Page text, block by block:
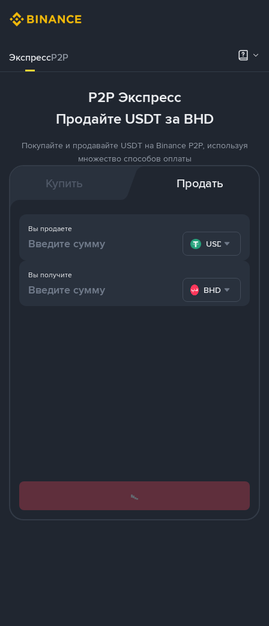
ЭкспрессP2P
P2P Экспресс
Продайте USDT за BHD
Покупайте и продавайте USDT на Binance P2P, используя
множество способов оплаты
Купить Продать
Вы получите
BHD
Вы продаете
USDT